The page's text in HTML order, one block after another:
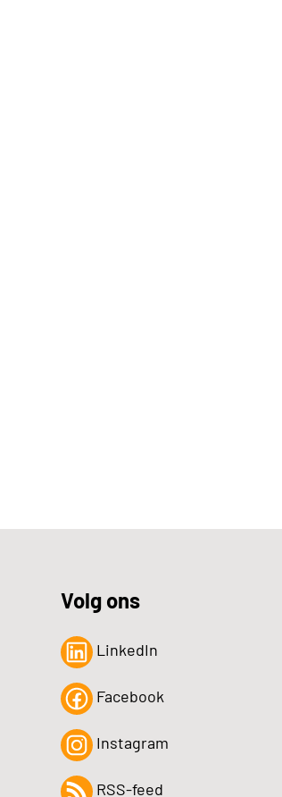
Volg ons
LinkedIn
Facebook
Instagram
RSS-feed